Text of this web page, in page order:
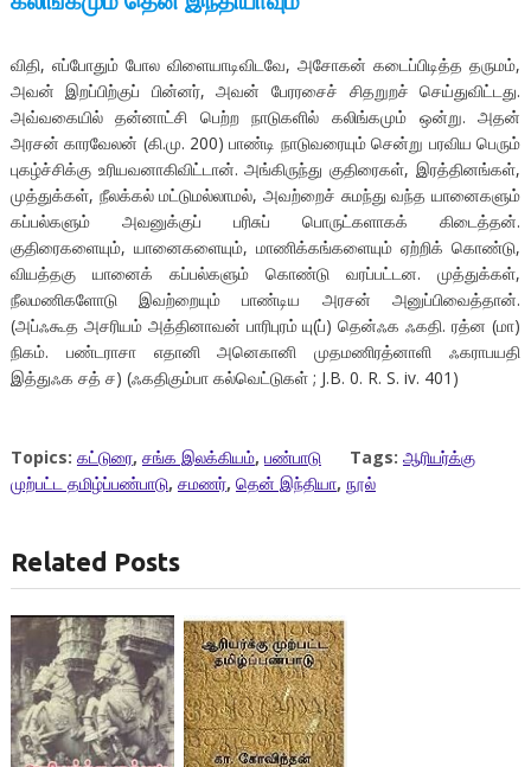
விதி, எப்போதும் போல விளையாடிவிடவே, அசோகன் கடைப்பிடித்த தருமம்,
அவன் இறப்பிற்குப் பின்னர், அவன் பேரரசைச் சிதறுறச் செய்துவிட்டது.
அவ்வகையில் தன்னாட்சி பெற்ற நாடுகளில் கலிங்கமும் ஒன்று. அதன்
அரசன் காரவேலன் (கி.மு. 200) பாண்டி நாடுவரையும் சென்று பரவிய பெரும்
புகழ்ச்சிக்கு உரியவனாகிவிட்டான். அங்கிருந்து குதிரைகள், இரத்தினங்கள்,
முத்துக்கள், நீலக்கல் மட்டுமல்லாமல், அவற்றைச் சுமந்து வந்த யானைகளும்
கப்பல்களும் அவனுக்குப் பரிசுப் பொருட்களாகக் கிடைத்தன்.
குதிரைகளையும், யானைகளையும், மாணிக்கங்களையும் ஏற்றிக் கொண்டு,
வியத்தகு யானைக் கப்பல்களும் கொண்டு வரப்பட்டன. முத்துக்கள்,
நீலமணிகளோடு இவற்றையும் பாண்டிய அரசன் அனுப்பிவைத்தான்.
(அப்ஃகூத அசரியம் அத்தினாவன் பாரிபுரம் யு(ப்) தென்ஃக ஃகதி. ரத்ன (மா)
நிகம். பண்டராசா எதானி அனெகானி முதமணிரத்னாளி ஃகராபயதி
இத்துஃக சத் ச) (ஃகதிகும்பா கல்வெட்டுகள் ; J.B. 0. R. S. iv. 401)
Topics: கட்டுரை, சங்க இலக்கியம், பண்பாடு Tags: ஆரியர்க்கு
முற்பட்ட தமிழ்ப்பண்பாடு, சமணர், தென் இந்தியா, நூல்
Related Posts